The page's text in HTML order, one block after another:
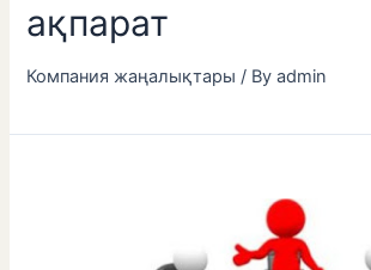
ақпарат
Компания жаңалықтары / Byadmin